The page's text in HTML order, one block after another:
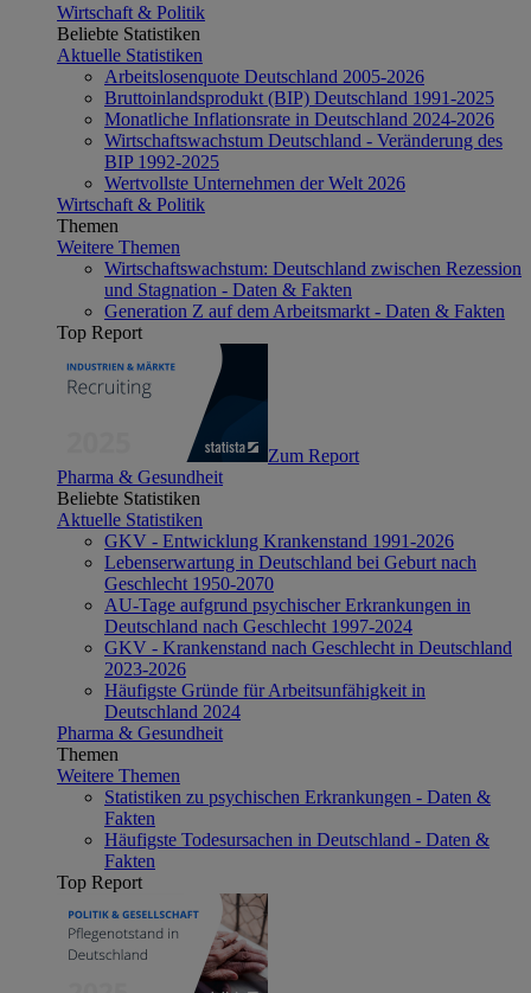
Wirtschaft & Politik
Beliebte Statistiken
Aktuelle Statistiken
Arbeitslosenquote Deutschland 2005-2026
Bruttoinlandsprodukt (BIP) Deutschland 1991-2025
Monatliche Inflationsrate in Deutschland 2024-2026
Wirtschaftswachstum Deutschland - Veränderung des
BIP 1992-2025
Wertvollste Unternehmen der Welt 2026
Wirtschaft & Politik
Themen
Weitere Themen
Wirtschaftswachstum: Deutschland zwischen Rezession
und Stagnation - Daten & Fakten
Generation Z auf dem Arbeitsmarkt - Daten & Fakten
Top Report
Zum Report
Pharma & Gesundheit
Beliebte Statistiken
Aktuelle Statistiken
GKV - Entwicklung Krankenstand 1991-2026
Lebenserwartung in Deutschland bei Geburt nach
Geschlecht 1950-2070
AU-Tage aufgrund psychischer Erkrankungen in
Deutschland nach Geschlecht 1997-2024
GKV - Krankenstand nach Geschlecht in Deutschland
2023-2026
Häufigste Gründe für Arbeitsunfähigkeit in
Deutschland 2024
Pharma & Gesundheit
Themen
Weitere Themen
Statistiken zu psychischen Erkrankungen - Daten &
Fakten
Häufigste Todesursachen in Deutschland - Daten &
Fakten
Top Report